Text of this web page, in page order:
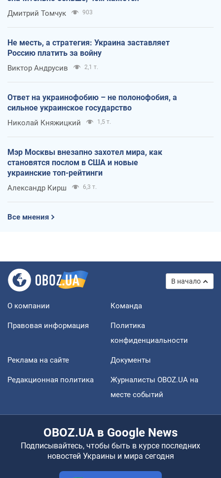
Дмитрий Томчук 903
Не месть, а стратегия: Украина заставляет
Россию платить за войну
Виктор Андрусив 2,1 т.
Ответ на украинофобию – не полонофобия, а
сильное украинское государство
Николай Княжицкий 1,5 т.
Мэр Москвы внезапно захотел мира, как
становятся послом в США и новые
украинские топ-рейтинги
Александр Кирш 6,3 т.
Все мнения
В начало
О компании Команда
Правовая информация
Политика
конфиденциальности
Реклама на сайте Документы
Редакционная политика
Журналисты OBOZ.UA на
месте событий
OBOZ.UA в Google News
Подписывайтесь, чтобы быть в курсе последних
новостей Украины и мира сегодня